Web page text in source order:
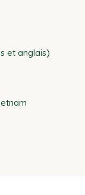
et anglais)